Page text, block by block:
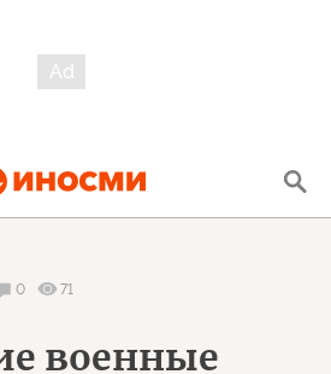
0 71
военные